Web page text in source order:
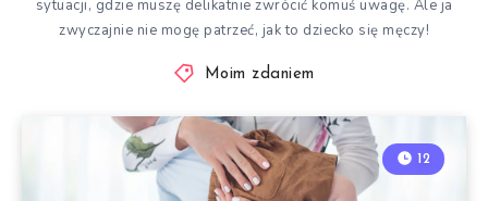
sytuacji, gdzie muszę delikatnie zwrócić komuś uwagę. Ale ja
zwyczajnie nie mogę patrzeć, jak to dziecko się męczy!
Moim zdaniem
12